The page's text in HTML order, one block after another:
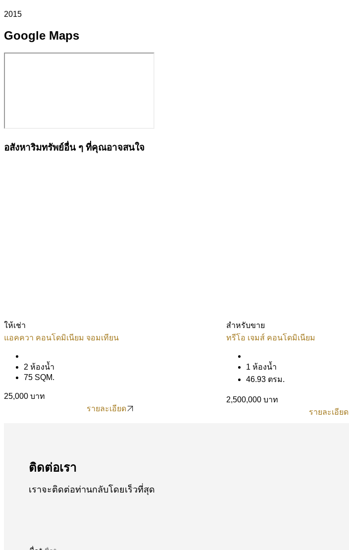
2015
Google Maps
อสังหาริมทรัพย์อื่น ๆ ที่คุณอาจสนใจ
ให้เช่า
แอคควา คอนโดมิเนียม จอมเทียน
2 ห้องน้ำ
75 SQM.
25,000 บาท
รายละเอียด
สำหรับขาย
ทรีโอ เจมส์ คอนโดมิเนียม
1 ห้องน้ำ
46.93 ตรม.
2,500,000 บาท
รายละเอียด
ติดต่อเรา
เราจะติดต่อท่านกลับโดยเร็วที่สุด